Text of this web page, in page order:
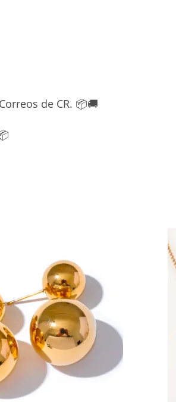
de CR. 📦🚚